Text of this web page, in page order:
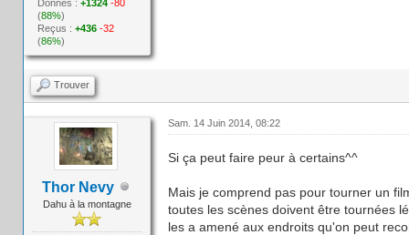
Donnés :+1324 -80
(88%)
Reçus :+436 -32
(86%)
Trouver
Thor Nevy
Dahu à la montagne
Sam. 14 Juin 2014, 08:22
Si ça peut faire peur à certains^^
Mais je comprend pas pour tourner un
toutes les scènes doivent être tournées
les a amené aux endroits qu'on peut